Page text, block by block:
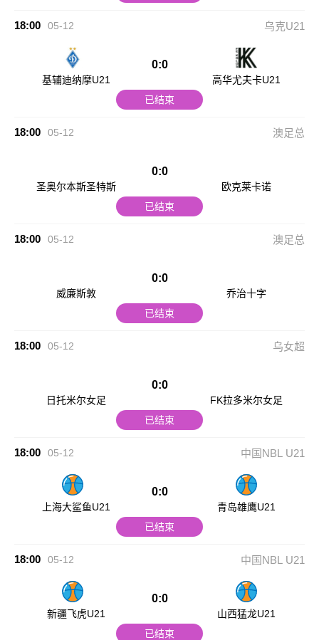
18:00 05-12 乌克U21
基辅迪纳摩U21
0:0
高华尤夫卡U21
已结束
18:00 05-12 澳足总
圣奥尔本斯圣特斯
0:0
欧克莱卡诺
已结束
18:00 05-12 澳足总
威廉斯敦
0:0
乔治十字
已结束
18:00 05-12 乌女超
日托米尔女足
0:0
FK拉多米尔女足
已结束
18:00 05-12 中国NBL U21
上海大鲨鱼U21
0:0
青岛雄鹰U21
已结束
18:00 05-12 中国NBL U21
新疆飞虎U21
0:0
山西猛龙U21
已结束